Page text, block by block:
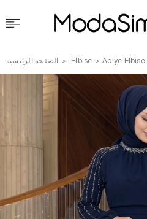
الصفحة الرئيسية Elbise Abiye Elbise